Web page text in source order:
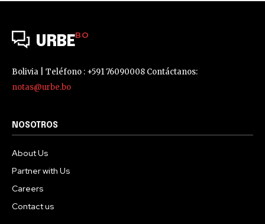
URBEBO
Bolivia | Teléfono : +591 76090008 Contáctanos:
notas@urbe.bo
NOSOTROS
About Us
Partner with Us
Careers
Contact us